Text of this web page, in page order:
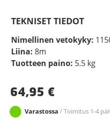
TEKNISET TIEDOT
Nimellinen vetokyky:
Liina: 8m
Tuotteen paino: 5.5 kg
64,95 €
Varastossa / Toimitus 1-4